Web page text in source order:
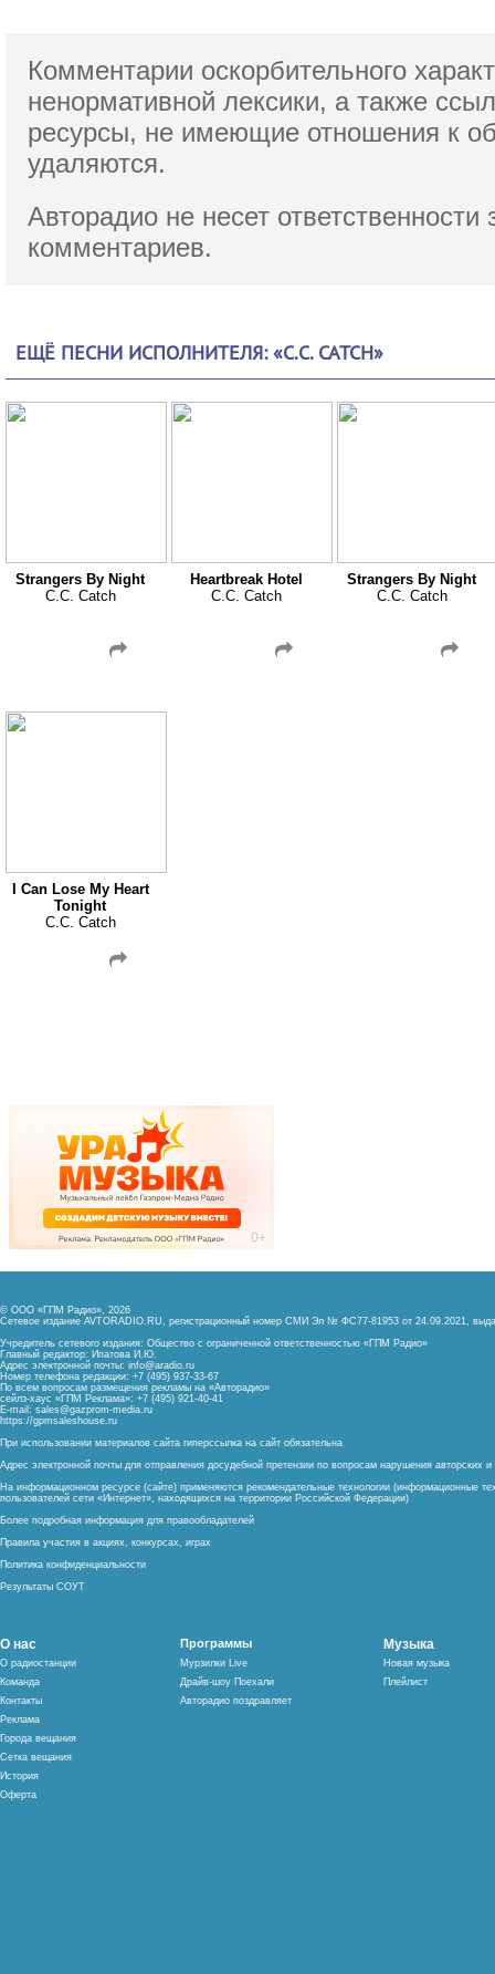
Комментарии оскорбительного
ненормативной лексики, а также
ресурсы, не имеющие отношения к
удаляются.
Авторадио не несет ответственности
комментариев.
ЕЩЁ ПЕСНИ ИСПОЛНИТЕЛЯ: «C.C. CATCH»
Strangers By Night
C.C. Catch
Heartbreak Hotel
C.C. Catch
Strangers By Night
C.C. Catch
I Can Lose My Heart
Tonight
C.C. Catch
© ООО «ГПМ Радио», 2026
Сетевое издание AVTORADIO.RU, регистрационный номер СМИ Эл № ФС77-81953 от 24.09.2021,
Учредитель сетевого издания: Общество с ограниченной ответственностью «ГПМ Радио»
Главный редактор: Ипатова И.Ю.
Адрес электронной почты: info@aradio.ru
Номер телефона редакции: +7 (495) 937-33-67
По всем вопросам размещения рекламы на «Авторадио»
сейлз-хаус «ГПМ Реклама»: +7 (495) 921-40-41
E-mail: sales@gazprom-media.ru
https://gpmsaleshouse.ru
При использовании материалов сайта гиперссылка на сайт обязательна
Адрес электронной почты для отправления досудебной претензии по вопросам нарушения авторских
На информационном ресурсе (сайте) применяются рекомендательные технологии (информационные
пользователей сети «Интернет», находящихся на территории Российской Федерации)
Более подробная информация для правообладателей
Правила участия в акциях, конкурсах, играх
Политика конфиденциальности
Результаты СОУТ
О нас
О радиостанции
Команда
Контакты
Реклама
Города вещания
Сетка вещания
История
Оферта
Программы
Мурзилки Live
Драйв-шоу Поехали
Авторадио поздравляет
Музыка
Новая музыка
Плейлист